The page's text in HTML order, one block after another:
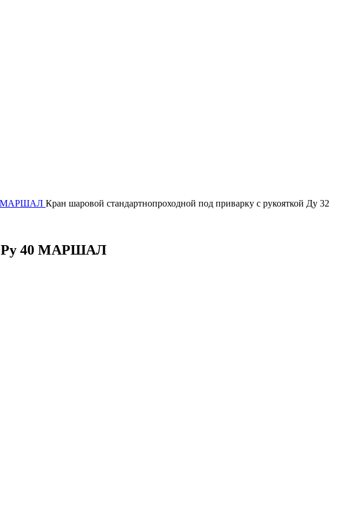
МАРШАЛ Кран шаровой стандартнопроходной под приварку с рукояткой Ду 32
Ру 40 МАРШАЛ